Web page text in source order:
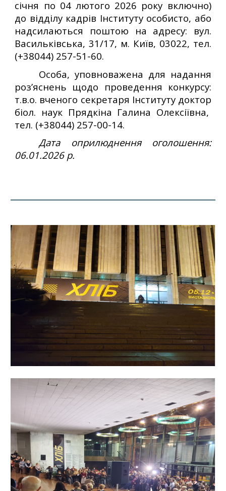
січня по 04 лютого 2026 року включно)
до відділу кадрів Інституту особисто, або
надсилаються поштою на адресу: вул.
Васильківська, 31/17, м. Київ, 03022, тел.
(+38044) 257-51-60.
Особа, уповноважена для надання
роз’яснень щодо проведення конкурсу:
т.в.о. вченого секретаря Інституту доктор
біол. наук Прядкіна Галина Олексіївна,
тел. (+38044) 257-00-14.
Дата оприлюднення оголошення:
06.01.2026 р.